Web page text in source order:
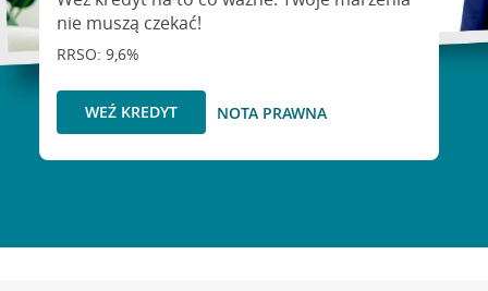
nie muszą czekać!
RRSO: 9,6%
WEŹ KREDYT NOTA PRAWNA